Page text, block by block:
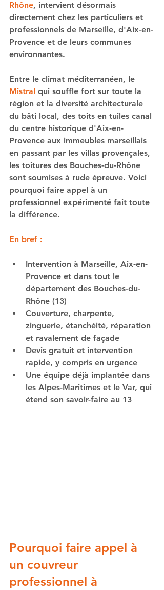
Rhône, intervient désormais
directement chez les particuliers et
professionnels de Marseille, d'Aix-en-
Provence et de leurs communes
environnantes.
Entre le climat méditerranéen, le
Mistral qui souffle fort sur toute la
région et la diversité architecturale
du bâti local, des toits en tuiles canal
du centre historique d'Aix-en-
Provence aux immeubles marseillais
en passant par les villas provençales,
les toitures des Bouches-du-Rhône
sont soumises à rude épreuve. Voici
pourquoi faire appel à un
professionnel expérimenté fait toute
la différence.
En bref :
Intervention à Marseille, Aix-en-
Provence et dans tout le
département des Bouches-du-
Rhône (13)
Couverture, charpente,
zinguerie, étanchéité, réparation
et ravalement de façade
Devis gratuit et intervention
rapide, y compris en urgence
Une équipe déjà implantée dans
les Alpes-Maritimes et le Var, qui
étend son savoir-faire au 13
Pourquoi faire appel à
un couvreur
professionnel à